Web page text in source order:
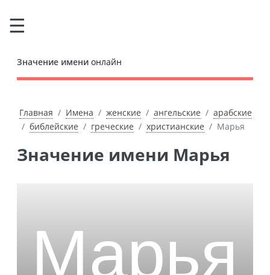
Значение имени онлайн
Главная Имена женские ангельские
арабские
библейские
греческие христианские Марья
Значение имени Марья